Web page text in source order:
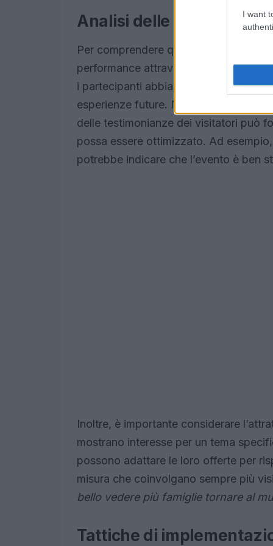
I want
Analisi delle
Per comprendere quanto siano
performance attraverso sondaggi e
i partecipanti abbiano apprezzato
esperienze future. Nella mia
delle testimonianze dei visitatori può
possa essere ottimizzato. Ad
potrebbe indicare che l’evento è ben
Inoltre, è importante considerare
mostrano interesse per un tema
possono adattare le loro offerte per
misura che coinvolgano sempre più
bello vedere più famiglie tornare al
Tattiche di